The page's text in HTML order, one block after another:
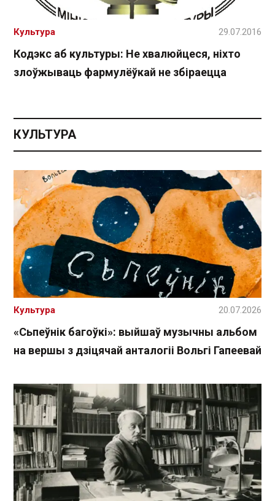
Кодэкс аб культуры: Не хвалюйцеся, ніхто
злоўжываць фармулёўкай не збіраецца
Культура 29.07.2016
КУЛЬТУРА
«Сьпеўнік багоўкі»: выйшаў музычны альбом
на вершы з дзіцячай анталогіі Вольгі Гапеевай
Культура 20.07.2026